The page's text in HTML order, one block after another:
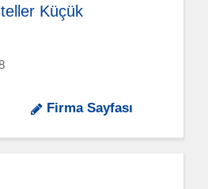
Küçük
Firma Sayfası